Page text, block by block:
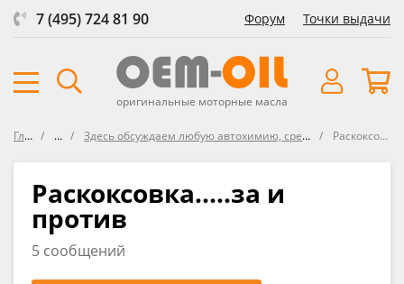
7 (495) 724 81 90 Форум Точки выдачи
оригинальные моторные масла
Главная ФорумЗдесь обсуждаем любую автохимию, средства защиты, представленнуе в ОЕМ-OIL и не только Раскоксовка.....за и против
Раскоксовка.....за и
против
5 сообщений